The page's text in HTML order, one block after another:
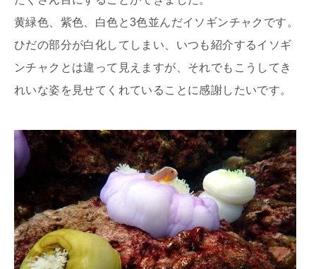
黄緑色、紫色、白色と3色並んだイソギンチャクです。
ひだの部分が白化してしまい、いつも紹介するイソギ
ンチャクとは違って見えますが、それでもこうしてき
れいな姿を見せてくれていることに感謝したいです。